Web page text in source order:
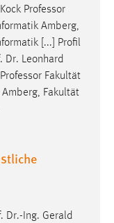
Professor
Amberg,
[...] Profil
Dr. Leonhard
Professor Fakultät
Fakultät
Dr.-Ing. Gerald
anzuzeigen.
Websites